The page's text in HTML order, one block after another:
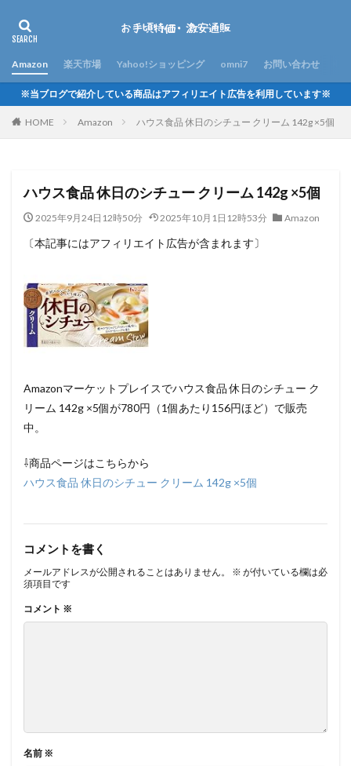
Amazon 楽天市場 Yahoo!ショッピング omni7 お問い合わせ
※当ブログで紹介している商品はアフィリエイト広告を利用しています※
HOME Amazon ハウス食品 休日のシチュー クリーム 142g ×5個
ハウス食品 休日のシチュー クリーム 142g ×5個
2025年9月24日12時50分 2025年10月1日12時53分 Amazon
〔本記事にはアフィリエイト広告が含まれます〕
Amazonマーケットプレイスでハウス食品 休日のシチュー ク
リーム 142g ×5個が780円（1個あたり156円ほど）で販売
中。
⇩商品ページはこちらから
ハウス食品 休日のシチュー クリーム 142g ×5個
コメントを書く
メールアドレスが公開されることはありません。 ※ が付いている欄は必
須項目です
コメント ※
名前 ※